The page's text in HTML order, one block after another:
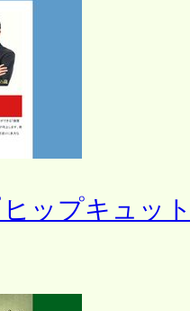
ップキュッ